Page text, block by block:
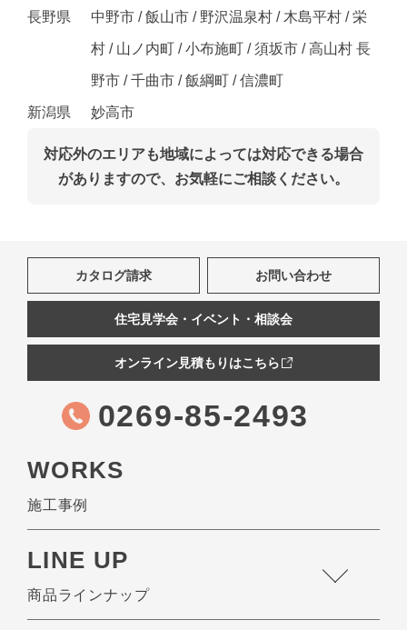
長野県 中野市 / 飯山市 / 野沢温泉村 / 木島平村 / 栄
村 / 山ノ内町 / 小布施町 / 須坂市 / 高山村 長
野市 / 千曲市 / 飯綱町 / 信濃町
新潟県 妙高市
対応外のエリアも地域によっては対応できる場合
がありますので、お気軽にご相談ください。
カタログ請求 お問い合わせ
住宅見学会・イベント・相談会
オンライン見積もりはこちら
0269-85-2493
WORKS
施工事例
LINE UP
商品ラインナップ